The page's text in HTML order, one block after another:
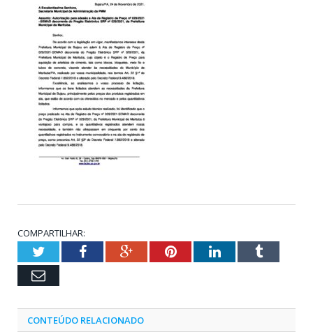
COMPARTILHAR:
TwitterFacebookGoogle+PinterestLinkedInTumblr
Email
CONTEÚDO RELACIONADO